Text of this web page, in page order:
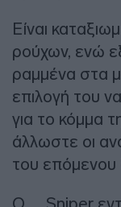
Είναι
ρούχων, ενώ
ραμμένα στα
επιλογή του
για το κόμμα
άλλωστε οι
του επόμενου